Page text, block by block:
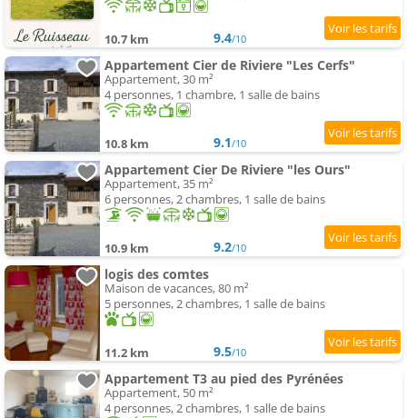
10.7 km 9.4/10
Appartement Cier de Riviere "Les Cerfs"
Appartement, 30 m²
4 personnes, 1 chambre, 1 salle de bains
10.8 km 9.1/10
Appartement Cier De Riviere "les Ours"
Appartement, 35 m²
6 personnes, 2 chambres, 1 salle de bains
10.9 km 9.2/10
logis des comtes
Maison de vacances, 80 m²
5 personnes, 2 chambres, 1 salle de bains
11.2 km 9.5/10
Appartement T3 au pied des Pyrénées
Appartement, 50 m²
4 personnes, 2 chambres, 1 salle de bains